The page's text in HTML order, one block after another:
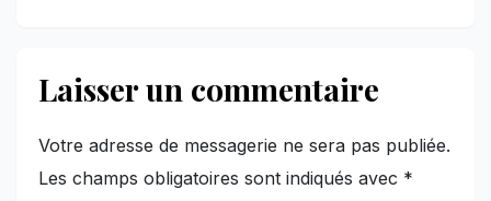
Laisser un commentaire
Votre adresse de messagerie ne sera pas publiée.
Les champs obligatoires sont indiqués avec *